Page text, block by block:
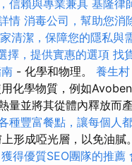
信賴與專業兼具 基隆律
情 消毒公司，幫助您消
清潔，保障您的隱私與
擇，提供實惠的選項 找
- 化學和物理。 養生
化學物質，例如
量並將其從體內釋放而
種豐富餐點，讓每個人
形成啞光層，以免油
獲得優質SEO團隊的推薦